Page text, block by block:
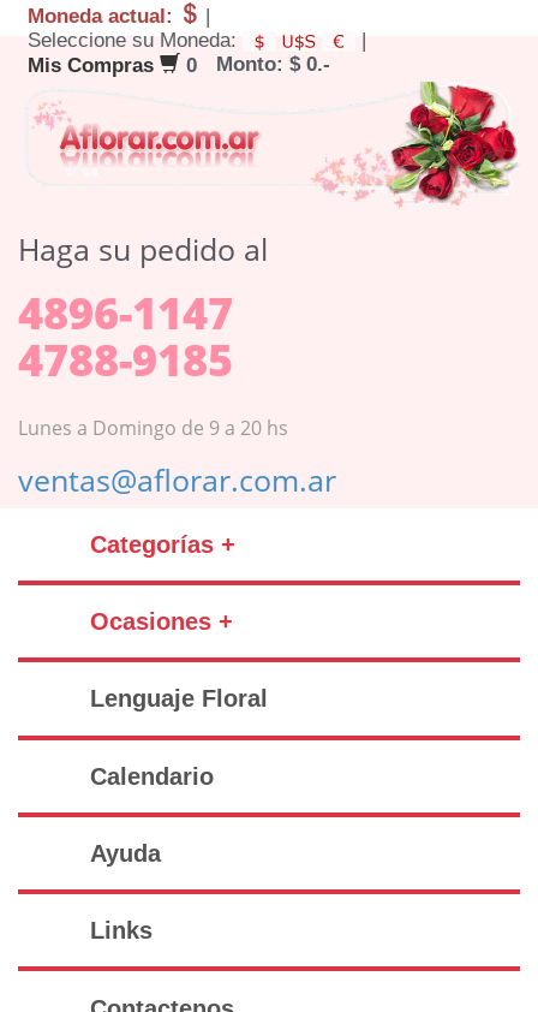
Moneda actual:
|
Seleccione su Moneda:
|
Mis Compras
0 Monto: $ 0.-
Haga su pedido al
4896-1147
4788-9185
Lunes a Domingo de 9 a 20 hs
ventas@aflorar.com.ar
Categorías +
Ocasiones +
Lenguaje Floral
Calendario
Ayuda
Links